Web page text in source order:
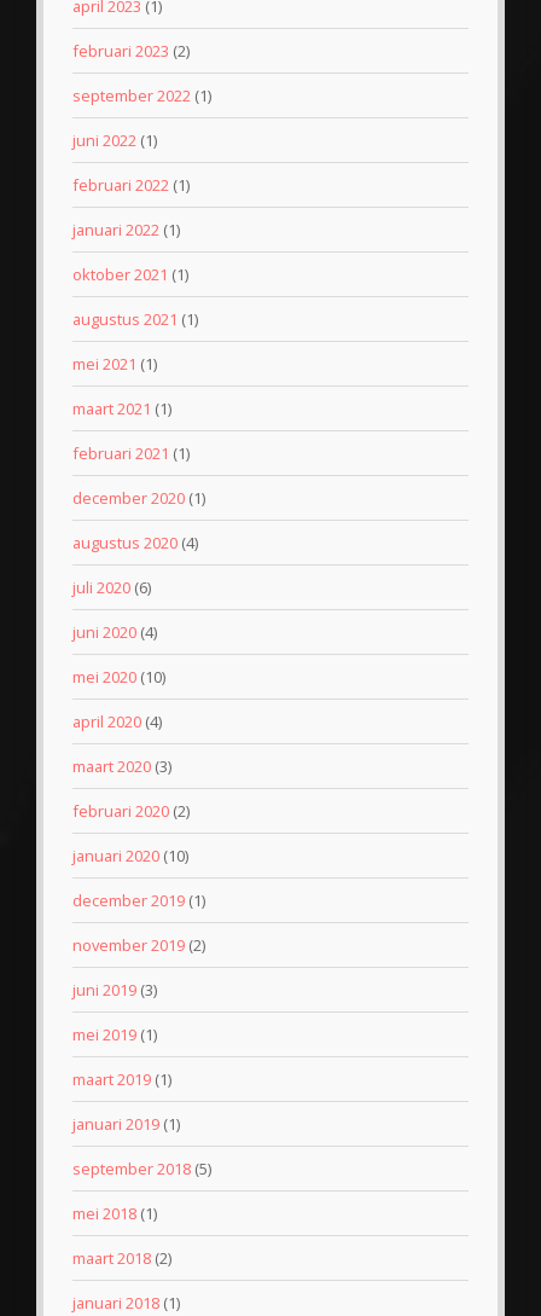
april 2023 (1)
februari 2023 (2)
september 2022 (1)
juni 2022 (1)
februari 2022 (1)
januari 2022 (1)
oktober 2021 (1)
augustus 2021 (1)
mei 2021 (1)
maart 2021 (1)
februari 2021 (1)
december 2020 (1)
augustus 2020 (4)
juli 2020 (6)
juni 2020 (4)
mei 2020 (10)
april 2020 (4)
maart 2020 (3)
februari 2020 (2)
januari 2020 (10)
december 2019 (1)
november 2019 (2)
juni 2019 (3)
mei 2019 (1)
maart 2019 (1)
januari 2019 (1)
september 2018 (5)
mei 2018 (1)
maart 2018 (2)
januari 2018 (1)